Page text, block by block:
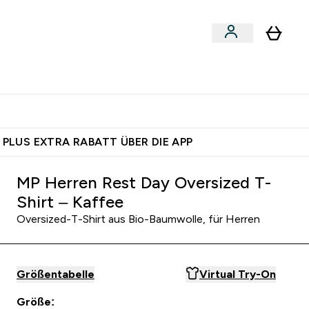
EXTRA RABATT ÜBER DIE APP
MP Herren Rest Day Oversized T-
Shirt – Kaffee
Oversized-T-Shirt aus Bio-Baumwolle, für Herren
Größentabelle Virtual Try-On
Größe: